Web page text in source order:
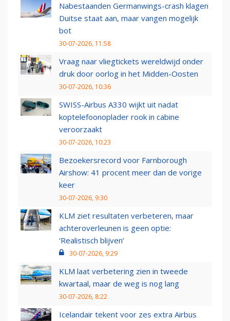
Nabestaanden Germanwings-crash klagen
Duitse staat aan, maar vangen mogelijk
bot
30-07-2026, 11:58
Vraag naar vliegtickets wereldwijd onder
druk door oorlog in het Midden-Oosten
30-07-2026, 10:36
SWISS-Airbus A330 wijkt uit nadat
koptelefoonoplader rook in cabine
veroorzaakt
30-07-2026, 10:23
Bezoekersrecord voor Farnborough
Airshow: 41 procent meer dan de vorige
keer
30-07-2026, 9:30
KLM ziet resultaten verbeteren, maar
achteroverleunen is geen optie:
‘Realistisch blijven’
30-07-2026, 9:29
KLM laat verbetering zien in tweede
kwartaal, maar de weg is nog lang
30-07-2026, 8:22
Icelandair tekent voor zes extra Airbus